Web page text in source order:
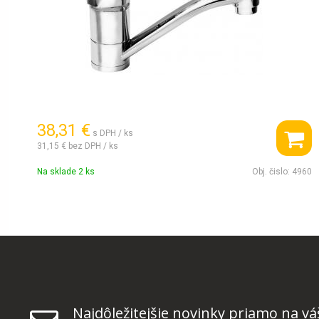
38,31 € s DPH / ks
31,15 € bez DPH / ks
Na sklade 2 ks Obj. čislo: 4960
Najdôležitejšie novinky priamo na